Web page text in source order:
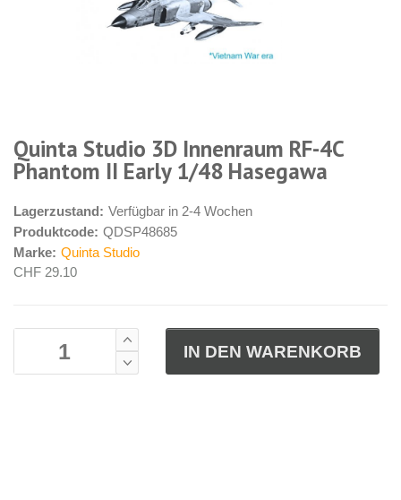
Quinta Studio 3D Innenraum RF-4C
Phantom II Early 1/48 Hasegawa
Lagerzustand: Verfügbar in 2-4 Wochen
Produktcode: QDSP48685
Marke: Quinta Studio
CHF 29.10